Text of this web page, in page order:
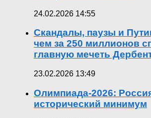
24.02.2026 14:55
Скандалы, паузы и
чем за 250 миллионов
главную мечеть
23.02.2026 13:49
Олимпиада-2026:
исторический минимум